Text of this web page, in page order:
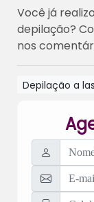
Você já
depilação?
nos
Depilação a